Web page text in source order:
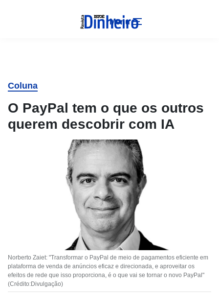
Menu
Coluna
O PayPal tem o que os outros
querem descobrir com IA
Norberto Zaiet: "Transformar o PayPal de meio de pagamentos eficiente em
plataforma de venda de anúncios eficaz e direcionada, e aproveitar os
efeitos de rede que isso proporciona, é o que vai se tornar o novo PayPal"
(Crédito:Divulgação)